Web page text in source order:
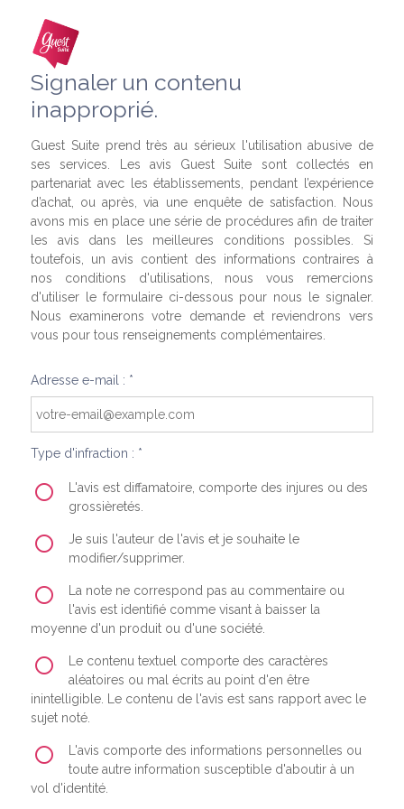
Signaler un contenu
inapproprié.
Guest Suite prend très au sérieux l'utilisation abusive de
ses services. Les avis Guest Suite sont collectés en
partenariat avec les établissements, pendant l’expérience
d’achat, ou après, via une enquête de satisfaction. Nous
avons mis en place une série de procédures afin de traiter
les avis dans les meilleures conditions possibles. Si
toutefois, un avis contient des informations contraires à
nos conditions d'utilisations, nous vous remercions
d'utiliser le formulaire ci-dessous pour nous le signaler.
Nous examinerons votre demande et reviendrons vers
vous pour tous renseignements complémentaires.
Adresse e-mail : *
Type d'infraction : *
L'avis est diffamatoire, comporte des injures ou des
grossièretés.
Je suis l'auteur de l'avis et je souhaite le
modifier/supprimer.
La note ne correspond pas au commentaire ou
l'avis est identifié comme visant à baisser la
moyenne d'un produit ou d'une société.
Le contenu textuel comporte des caractères
aléatoires ou mal écrits au point d'en être
inintelligible. Le contenu de l'avis est sans rapport avec le
sujet noté.
L'avis comporte des informations personnelles ou
toute autre information susceptible d'aboutir à un
vol d'identité.